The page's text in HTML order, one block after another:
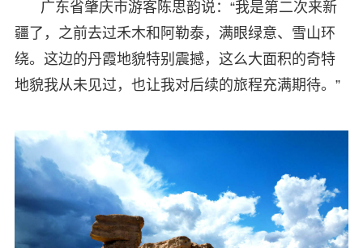
广东省肇庆市游客陈思韵说：“我是第二次来新
疆了，之前去过禾木和阿勒泰，满眼绿意、雪山环
绕。这边的丹霞地貌特别震撼，这么大面积的奇特
地貌我从未见过，也让我对后续的旅程充满期待。”